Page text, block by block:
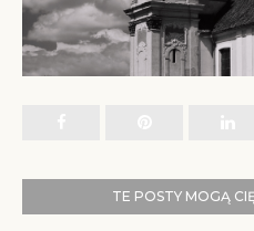
TE POSTY MOGĄ